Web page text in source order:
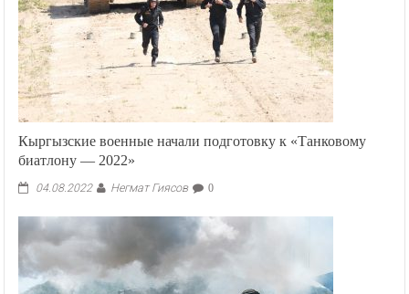
Кыргызские военные начали подготовку к «Танковому
биатлону — 2022»
04.08.2022 Негмат Гиясов 0